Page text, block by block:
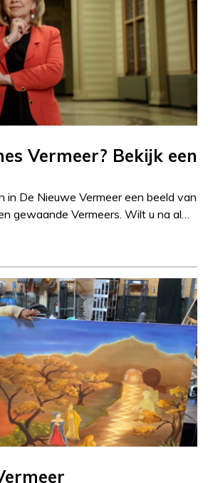
Vermeer? Bekijk een
in De Nieuwe Vermeer een beeld van
gewaande Vermeers. Wilt u na al…